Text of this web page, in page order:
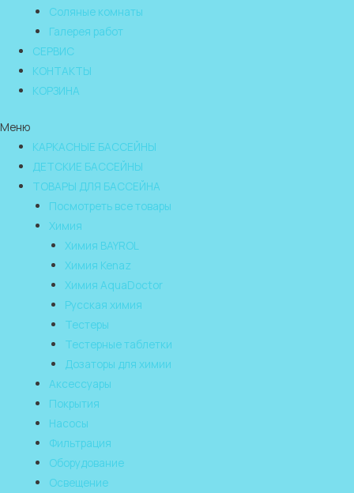
Соляные комнаты
Галерея работ
СЕРВИС
КОНТАКТЫ
КОРЗИНА
Меню
КАРКАСНЫЕ БАССЕЙНЫ
ДЕТСКИЕ БАССЕЙНЫ
ТОВАРЫ ДЛЯ БАССЕЙНА
Посмотреть все товары
Химия
Химия BAYROL
Химия Kenaz
Химия AquaDoctor
Русская химия
Тестеры
Тестерные таблетки
Дозаторы для химии
Аксессуары
Покрытия
Насосы
Фильтрация
Оборудование
Освещение